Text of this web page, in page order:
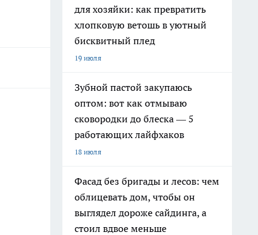
для хозяйки: как превратить
хлопковую ветошь в уютный
бисквитный плед
19 июля
Зубной пастой закупаюсь
оптом: вот как отмываю
сковородки до блеска — 5
работающих лайфхаков
18 июля
Фасад без бригады и лесов: чем
облицевать дом, чтобы он
выглядел дороже сайдинга, а
стоил вдвое меньше